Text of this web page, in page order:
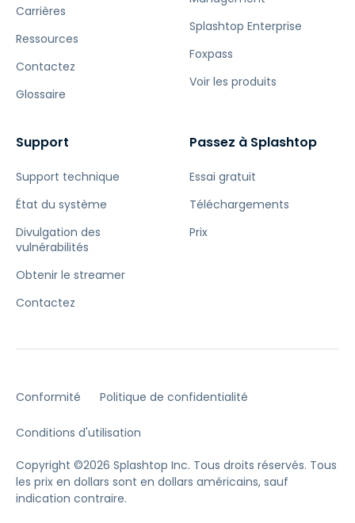
Carrières
Ressources
Contactez
Glossaire
Splashtop Enterprise
Foxpass
Voir les produits
Support
Support technique
État du système
Divulgation des
vulnérabilités
Obtenir le streamer
Contactez
Passez à Splashtop
Essai gratuit
Téléchargements
Prix
Conformité Politique de confidentialité
Conditions d'utilisation
Copyright ©2026 Splashtop Inc. Tous droits réservés. Tous
les prix en dollars sont en dollars américains, sauf
indication contraire.